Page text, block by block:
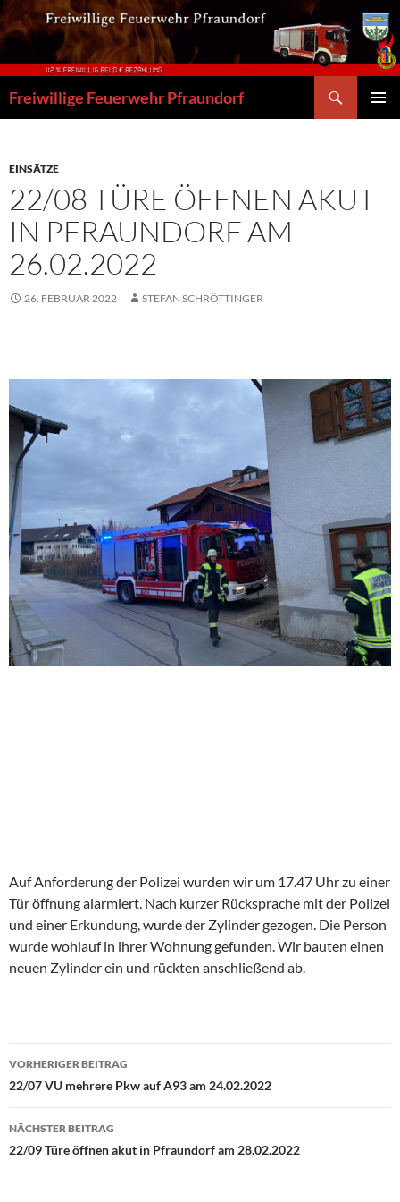
Zum
Inhalt
springen
Freiwillige Feuerwehr Pfraundorf
EINSÄTZE
22/08 TÜRE ÖFFNEN AKUT
IN PFRAUNDORF AM
26.02.2022
26. FEBRUAR 2022 STEFAN SCHRÖTTINGER
Auf Anforderung der Polizei wurden wir um 17.47 Uhr zu einer
Tür öffnung alarmiert. Nach kurzer Rücksprache mit der Polizei
und einer Erkundung, wurde der Zylinder gezogen. Die Person
wurde wohlauf in ihrer Wohnung gefunden. Wir bauten einen
neuen Zylinder ein und rückten anschließend ab.
Beitragsnavigation
VORHERIGER BEITRAG
22/07 VU mehrere Pkw auf A93 am 24.02.2022
NÄCHSTER BEITRAG
22/09 Türe öffnen akut in Pfraundorf am 28.02.2022